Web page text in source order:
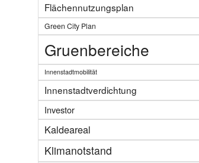
Flächennutzungsplan
Green City Plan
Gruenbereiche
Innenstadtmobilität
Innenstadtverdichtung
Investor
Kaldeareal
Klimanotstand